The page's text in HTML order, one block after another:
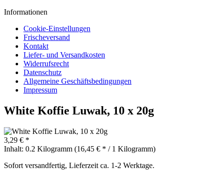
Informationen
Cookie-Einstellungen
Frischeversand
Kontakt
Liefer- und Versandkosten
Widerrufsrecht
Datenschutz
Allgemeine Geschäftsbedingungen
Impressum
White Koffie Luwak, 10 x 20g
3,29 € *
Inhalt: 0.2 Kilogramm (16,45 € * / 1 Kilogramm)
Sofort versandfertig, Lieferzeit ca. 1-2 Werktage.